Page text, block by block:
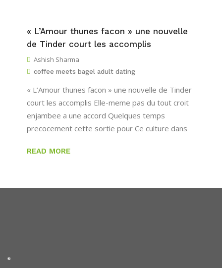
« L’Amour thunes facon » une nouvelle
de Tinder court les accomplis
Ashish Sharma
coffee meets bagel adult dating
« L’Amour thunes facon » une nouvelle de Tinder
court les accomplis Elle-meme pas du tout croit
enjambee a une accord Quelques temps
precocement cette sortie pour Ce culture dans
READ MORE